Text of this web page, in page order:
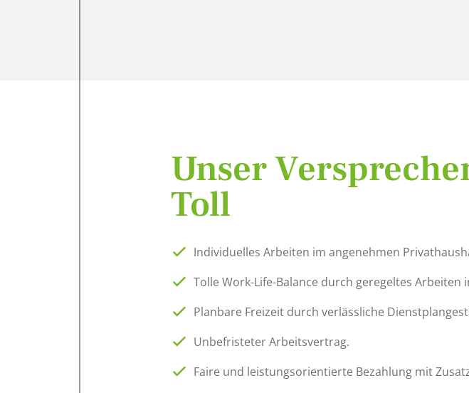
Unser
Toll
Individuelles Arbeiten im angenehmen
Tolle Work-Life-Balance durch geregeltes
Planbare Freizeit durch verlässliche
Unbefristeter Arbeitsvertrag.
Faire und leistungsorientierte Bezahlung mit